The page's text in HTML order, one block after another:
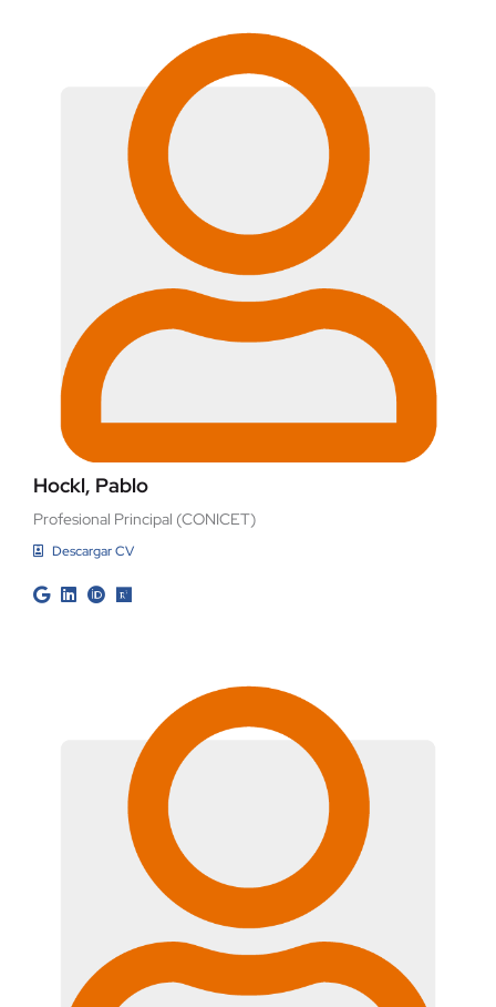
Hockl, Pablo
Profesional Principal (CONICET)
Descargar CV